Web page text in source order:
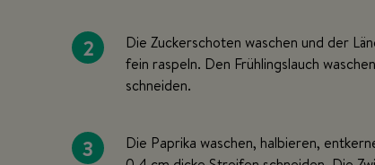
2
Die Zuckerschoten waschen und der
fein raspeln. Den Frühlingslauch
schneiden.
3
Die Paprika waschen, halbieren,